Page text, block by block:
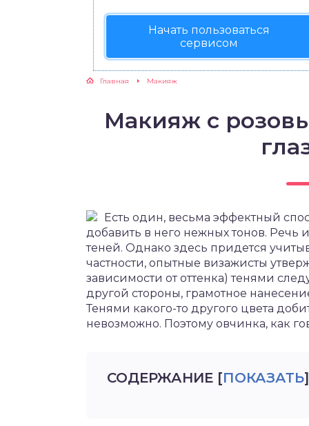
Начать пользоваться
сервисом
Главная Макияж
Макияж с
Есть один, весьма эффектный
добавить в него нежных тонов. Речь
теней. Однако здесь придется
частности, опытные визажисты
зависимости от оттенка) тенями
другой стороны, грамотное
Тенями какого-то другого цвета
невозможно. Поэтому овчинка, как
СОДЕРЖАНИЕ [ПОКАЗАТЬ]